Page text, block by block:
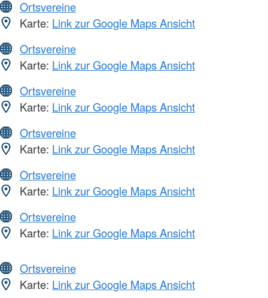
Ortsvereine
Karte: Link zur Google Maps Ansicht
Ortsvereine
Karte: Link zur Google Maps Ansicht
Ortsvereine
Karte: Link zur Google Maps Ansicht
Ortsvereine
Karte: Link zur Google Maps Ansicht
Ortsvereine
Karte: Link zur Google Maps Ansicht
Ortsvereine
Karte: Link zur Google Maps Ansicht
Ortsvereine
Karte: Link zur Google Maps Ansicht